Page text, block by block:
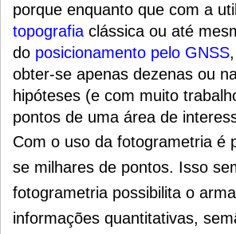
porque enquanto que com a
topografia clássica ou até
do posicionamento pelo GNSS
obter-se apenas dezenas ou
hipóteses (e com muito
pontos de uma área de
Com o uso da fotogrametria é
se milhares de pontos. Isso
fotogrametria possibilita o
informações quantitativas,